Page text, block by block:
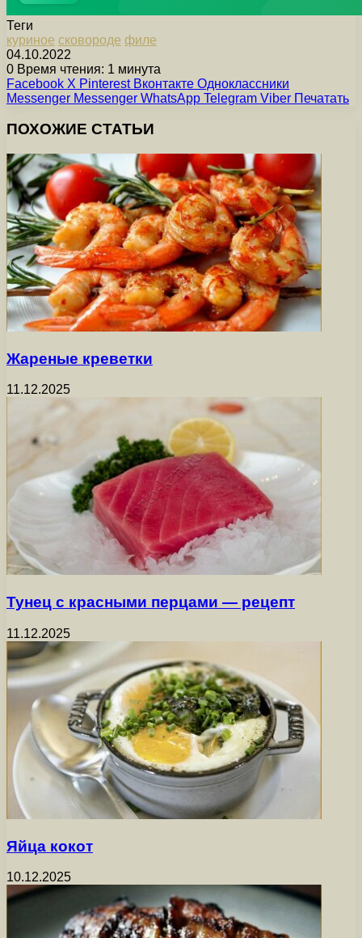
Теги
куриное сковороде филе
04.10.2022
0 Время чтения: 1 минута
Facebook X Pinterest Вконтакте Одноклассники
Messenger Messenger WhatsApp Telegram Viber Печатать
ПОХОЖИЕ СТАТЬИ
Жареные креветки
11.12.2025
Тунец с красными перцами — рецепт
11.12.2025
Яйца кокот
10.12.2025